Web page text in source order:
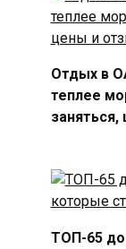
Отдых в
теплее
ТОП-65